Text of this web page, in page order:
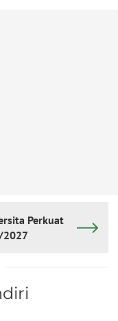
Perkuat
2027